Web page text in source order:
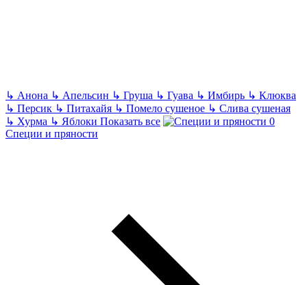
↳ Анона ↳ Апельсин ↳ Груша ↳ Гуава ↳ Имбирь ↳ Клюква
↳ Персик ↳ Питахайя ↳ Помело сушеное ↳ Слива сушеная
↳ Хурма ↳ Яблоки Показать все
Специи и пряности